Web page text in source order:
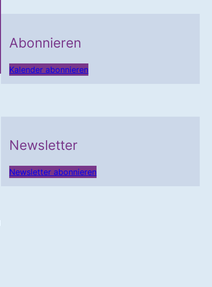
Abonnieren
Kalender abonnieren
Newsletter
Newsletter abonnieren